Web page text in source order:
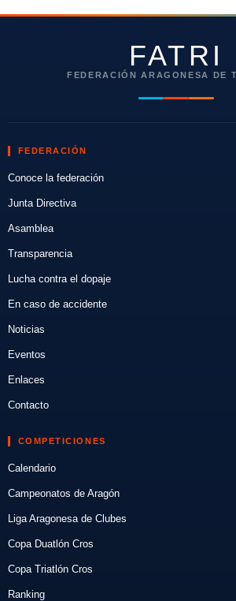
FATRI
FEDERACIÓN ARAGONESA DE
FEDERACIÓN
Conoce la federación
Junta Directiva
Asamblea
Transparencia
Lucha contra el dopaje
En caso de accidente
Noticias
Eventos
Enlaces
Contacto
COMPETICIONES
Calendario
Campeonatos de Aragón
Liga Aragonesa de Clubes
Copa Duatlón Cros
Copa Triatlón Cros
Ranking